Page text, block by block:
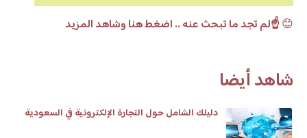
😊☝️لم تجد ما تبحث عنه .. اضغط هنا وشاهد المزيد
شاهد أيضا
دليلك الشامل حول التجارة الإلكترونية في السعودية